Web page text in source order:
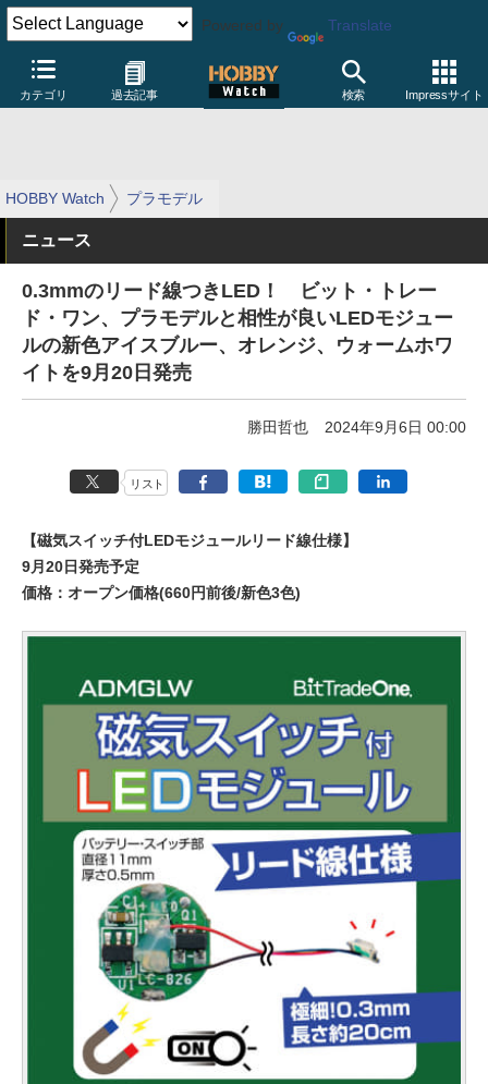
Powered by Translate
カテゴリ 過去記事 検索 Impressサイト
HOBBY Watch プラモデル
ニュース
0.3mmのリード線つきLED！ ビット・トレー
ド・ワン、プラモデルと相性が良いLEDモジュー
ルの新色アイスブルー、オレンジ、ウォームホワ
イトを9月20日発売
勝田哲也 2024年9月6日 00:00
リスト
【磁気スイッチ付LEDモジュールリード線仕様】
9月20日発売予定
価格：オープン価格(660円前後/新色3色)